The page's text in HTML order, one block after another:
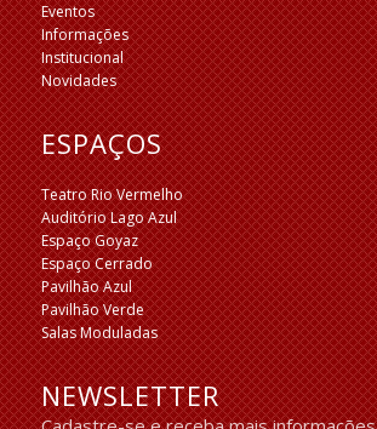
Eventos
Informações
Institucional
Novidades
ESPAÇOS
Teatro Rio Vermelho
Auditório Lago Azul
Espaço Goyaz
Espaço Cerrado
Pavilhão Azul
Pavilhão Verde
Salas Moduladas
NEWSLETTER